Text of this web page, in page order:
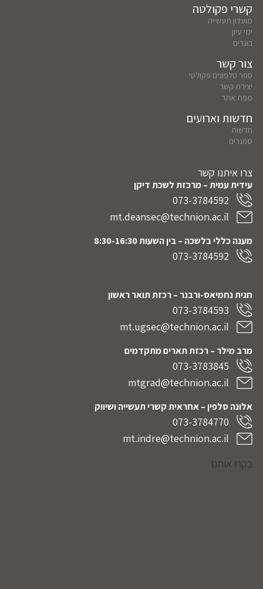
קשרי פקולטה
מועדון תעשייה
ימי עיון
בוגרים
צור קשר
ספר טלפונים פקולטי
יצירת קשר
מפת אתר
חדשות וארועים
חדשות
סמנרים
צרו איתנו קשר
עידית עמית – מרכזת לשכת דיקן
073-3784592
mt.deansec@technion.ac.il
מענה כללי בלשכה – בין השעות 8:30-16:30
073-3784592
חגית נחמיאס-ורבנר – רכזת תואר ראשון
073-3784593
mt.ugsec@technion.ac.il
מרב מילר – רכזת תארים מתקדמים
073-3783845
mtgrad@technion.ac.il
אלונה סלפין – אחראית קשרי תעשייה ושיווק
073-3784770
mt.indre@technion.ac.il
בקרו אותנו